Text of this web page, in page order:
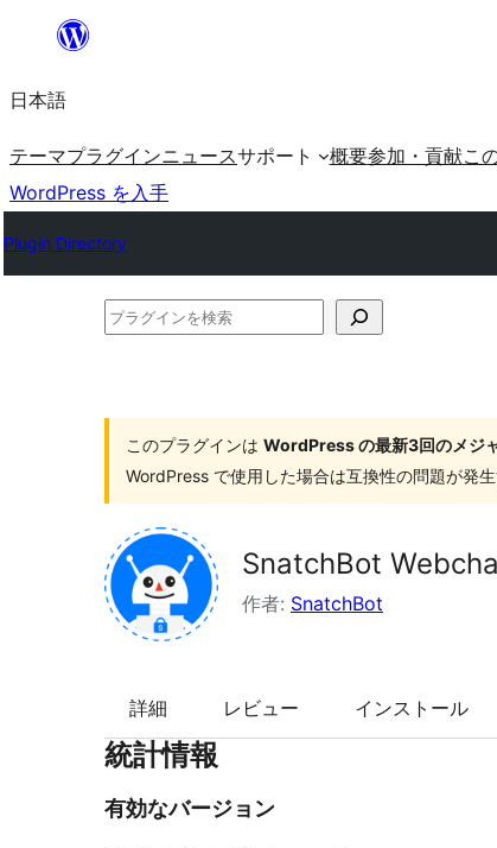
を
ッ
プ
日本語
テーマプラグインニュースサポート 概要参加・貢献こ
WordPress を入手
Plugin Directory
プ
イ
索
このプラグインは WordPress の最新3回のメジ
WordPress で使用した場合は互換性の問題が発生
SnatchBot
作者: SnatchBot
詳細 レビュー インストール
統計情報
有効なバージョン